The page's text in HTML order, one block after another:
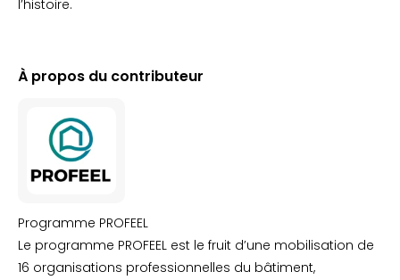
l’histoire.
À propos du contributeur
Programme PROFEEL
Le programme PROFEEL est le fruit d’une mobilisation de
16 organisations professionnelles du bâtiment,